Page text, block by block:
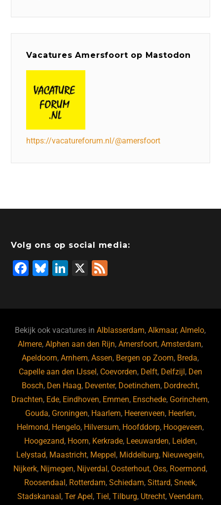
Vacatures Amersfoort op Mastodon
https://vacatureforum.nl/@amersfoort
Volg ons op social media:
F
b
o
o
k
Bl
ky
Li
dI
n
X
Bekijk ook vacatures inAlblasserdam,Alkmaar,Almelo,
Almere,Alphen aan den Rijn,Amersfoort,Amsterdam,
Apeldoorn,Arnhem,Assen, Bergen op Zoom, Breda,
Capelle aan den IJssel, Coevorden, Delft, Delfzijl, Den
Bosch, Den Haag, Deventer, Doetinchem, Dordrecht,
Drachten, Ede, Eindhoven, Emmen, Enschede, Gorinchem,
Gouda, Groningen, Haarlem, Heerenveen, Heerlen,
Helmond, Hengelo, Hilversum, Hoofddorp, Hoogeveen,
Hoogezand, Hoorn, Kerkrade, Leeuwarden, Leiden,
Lelystad, Maastricht, Meppel, Middelburg, Nieuwegein,
Nijkerk, Nijmegen, Nijverdal, Oosterhout, Oss, Roermond,
Roosendaal, Rotterdam, Schiedam, Sittard, Sneek,
Stadskanaal,Ter Apel,Tiel,Tilburg, Utrecht,Veendam,